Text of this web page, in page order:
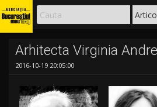
Arhitecta Virginia
2016-10-19 20:05:00